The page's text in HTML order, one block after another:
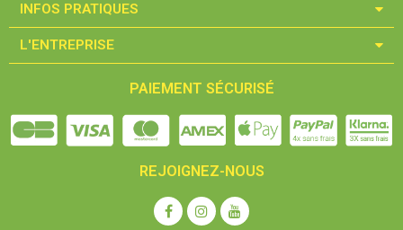
INFOS PRATIQUES​
L'ENTREPRISE​
PAIEMENT SÉCURISÉ
REJOIGNEZ-NOUS